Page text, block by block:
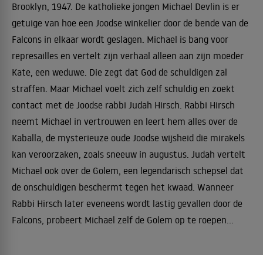
Brooklyn, 1947. De katholieke jongen Michael Devlin is er
getuige van hoe een Joodse winkelier door de bende van de
Falcons in elkaar wordt geslagen. Michael is bang voor
represailles en vertelt zijn verhaal alleen aan zijn moeder
Kate, een weduwe. Die zegt dat God de schuldigen zal
straffen. Maar Michael voelt zich zelf schuldig en zoekt
contact met de Joodse rabbi Judah Hirsch. Rabbi Hirsch
neemt Michael in vertrouwen en leert hem alles over de
Kaballa, de mysterieuze oude Joodse wijsheid die mirakels
kan veroorzaken, zoals sneeuw in augustus. Judah vertelt
Michael ook over de Golem, een legendarisch schepsel dat
de onschuldigen beschermt tegen het kwaad. Wanneer
Rabbi Hirsch later eveneens wordt lastig gevallen door de
Falcons, probeert Michael zelf de Golem op te roepen...